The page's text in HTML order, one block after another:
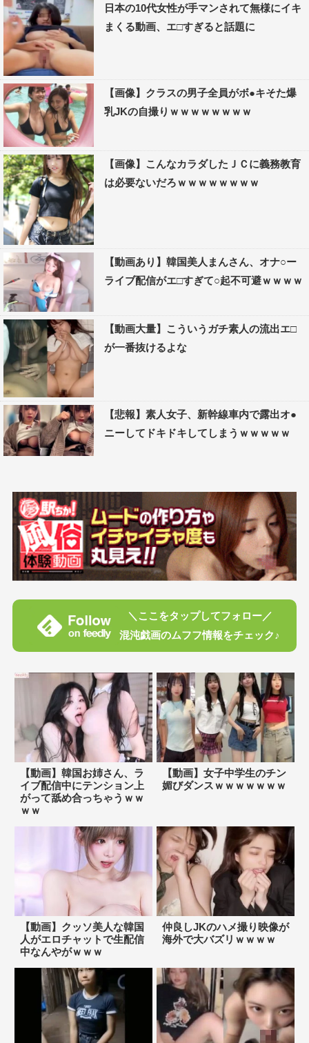
日本の10代女性が手マンされて無様にイキ
まくる動画、エ□すぎると話題に
【画像】クラスの男子全員がボ●キそた爆
乳JKの自撮りｗｗｗｗｗｗｗｗ
【画像】こんなカラダしたＪＣに義務教育
は必要ないだろｗｗｗｗｗｗｗｗ
【動画あり】韓国美人まんさん、オナ○ー
ライブ配信がエ□すぎて○起不可避ｗｗｗｗ
【動画大量】こういうガチ素人の流出エ□
が一番抜けるよな
【悲報】素人女子、新幹線車内で露出オ●
ニーしてドキドキしてしまうｗｗｗｗｗ
＼ここをタップしてフォロー／
混沌戯画のムフフ情報をチェック♪
【動画】韓国お姉さん、ラ
イブ配信中にテンション上
がって舐め合っちゃうｗｗ
ｗｗ
【動画】女子中学生のチン
媚びダンスｗｗｗｗｗｗｗ
【動画】クッソ美人な韓国
人がエロチャットで生配信
中なんやがｗｗｗ
仲良しJKのハメ撮り映像が
海外で大バズリｗｗｗｗ